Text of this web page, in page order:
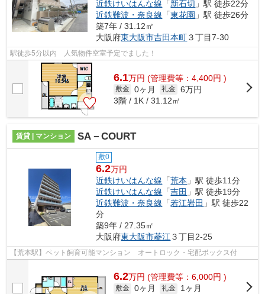
近鉄けいはんな線 「新石切 」駅 徒歩22分
近鉄難波・奈良線 「東花園 」駅 徒歩26分
築7年 / 31.12㎡
大阪府東大阪市吉田本町３丁目7-30
駅徒歩5分以内 人気物件空室予定でました！
6.1万円 (管理費等：4,400円 )
敷金 0ヶ月 礼金 6万円
3階 / 1K / 31.12㎡
賃貸 | マンション SA－COURT
敷0
6.2万円
近鉄けいはんな線 「荒本 」駅 徒歩11分
近鉄けいはんな線 「吉田 」駅 徒歩19分
近鉄難波・奈良線 「若江岩田 」駅 徒歩22
分
築9年 / 27.35㎡
大阪府東大阪市菱江 ３丁目2-25
【荒本駅】ペット飼育可能マンション オートロック・宅配ボックス付
6.2万円 (管理費等：6,000円 )
敷金 0ヶ月 礼金
1ヶ月